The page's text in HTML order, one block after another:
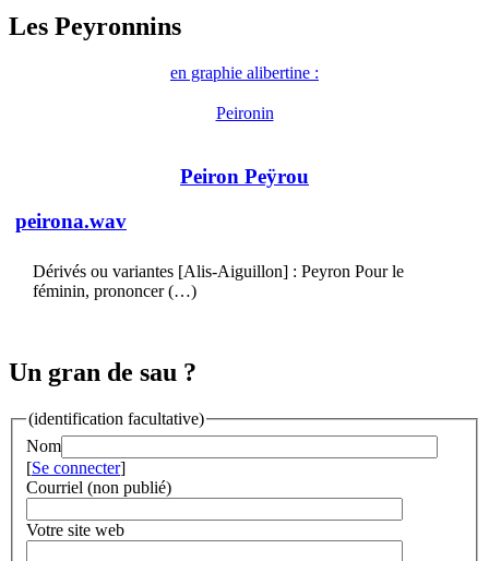
Les Peyronnins
en graphie alibertine :
Peironin
Peiron Peÿrou
peirona.wav
Dérivés ou variantes [Alis-Aiguillon] : Peyron Pour le
féminin, prononcer (…)
Un gran de sau ?
(identification facultative)
Nom
[Se connecter]
Courriel (non publié)
Votre site web